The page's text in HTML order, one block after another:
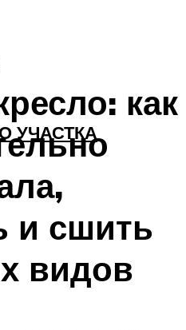
УЧАСТКА
как
и сшить
видов